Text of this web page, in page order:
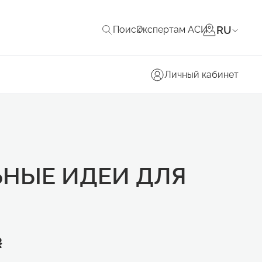
ПоискЭкспертам АСИ RU
Личный кабинет
ИДЕИ ДЛЯ